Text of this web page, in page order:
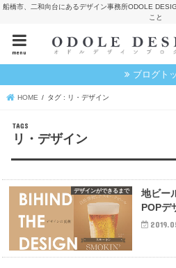
船橋市、二和向台にあるデザイン事務所ODOLE
こと
menu
ブログト
HOME タグ : リ・デザイン
リ・デザイン
デザインができるまで
地ビー
POPデ